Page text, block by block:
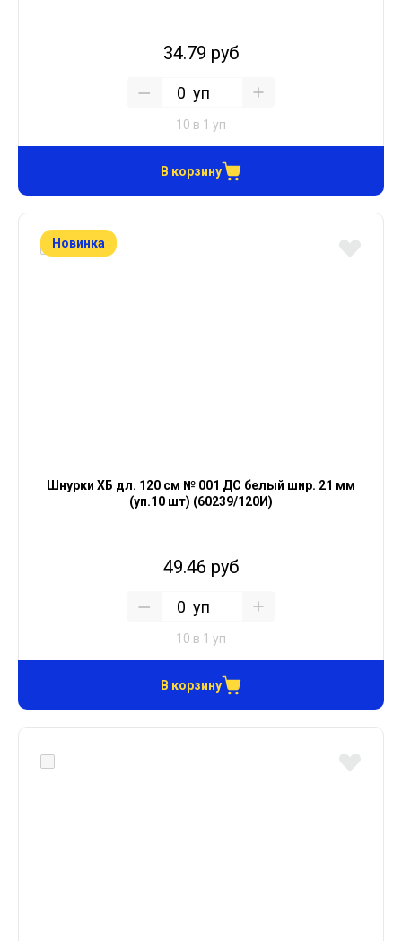
34.79 руб
уп
10 в 1 уп
В корзину
Новинка
Шнурки ХБ дл. 120 см № 001 ДС белый шир. 21 мм
(уп.10 шт) (60239/120И)
49.46 руб
уп
10 в 1 уп
В корзину